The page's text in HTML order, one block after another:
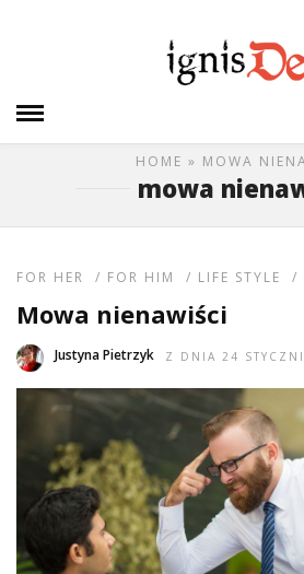
HOME » MOWA
mowa
FOR HER / FOR HIM / LIFE STYLE /
Mowa nienawiści
Justyna Pietrzyk Z DNIA 24